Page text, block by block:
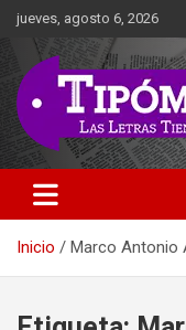
Saltar
contenido
jueves, agosto 6, 2026
Tipometro
Las Letras Tienen
Inicio Marco Antonio